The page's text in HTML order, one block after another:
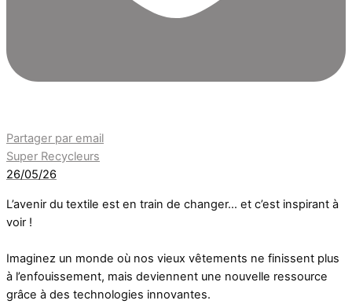
Partager par email
Super Recycleurs
26/05/26
L’avenir du textile est en train de changer… et c’est inspirant à
voir !
Imaginez un monde où nos vieux vêtements ne finissent plus
à l’enfouissement, mais deviennent une nouvelle ressource
grâce à des technologies innovantes.